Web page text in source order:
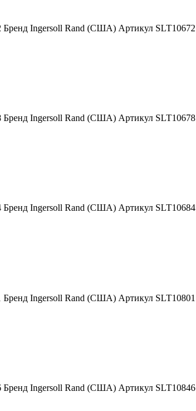
Ingersoll Rand (США) Артикул SLT10672
Ingersoll Rand (США) Артикул SLT10678
Ingersoll Rand (США) Артикул SLT10684
Ingersoll Rand (США) Артикул SLT10801
Ingersoll Rand (США) Артикул SLT10846